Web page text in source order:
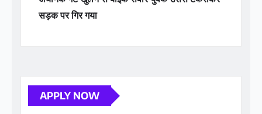
APPLY NOW